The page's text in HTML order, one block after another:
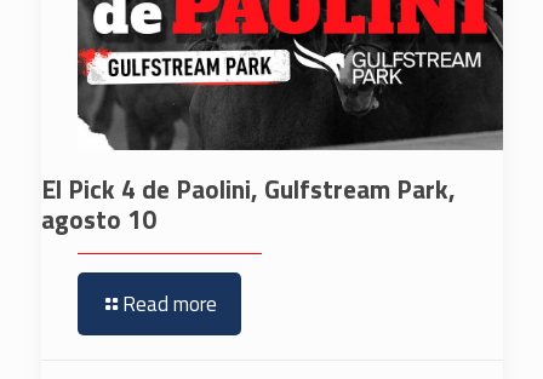
El Pick 4 de Paolini, Gulfstream Park,
agosto 10
Read more